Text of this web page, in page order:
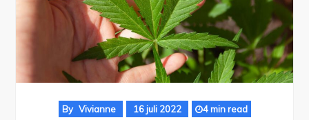
By Vivianne 16 juli 2022 4 min read